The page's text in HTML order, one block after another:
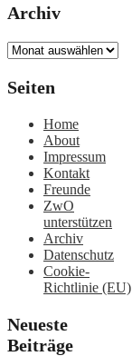
Archiv
Archiv
Seiten
Home
About
Impressum
Kontakt
Freunde
ZwO
unterstützen
Archiv
Datenschutz
Cookie-
Richtlinie (EU)
Neueste
Beiträge